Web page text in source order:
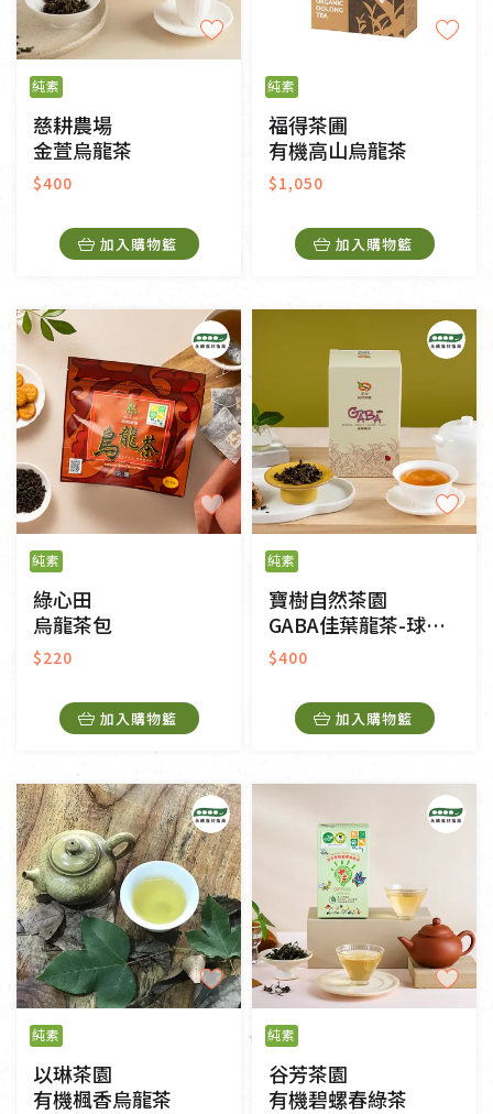
純素
慈耕農場
金萱烏龍茶
$400
加入購物籃
純素
福得茶圃
有機高山烏龍茶
$1,050
加入購物籃
純素
綠心田
烏龍茶包
$220
加入購物籃
純素
寶樹自然茶園
GABA佳葉龍茶-球狀茶
$400
加入購物籃
純素
以琳茶園
有機楓香烏龍茶
純素
谷芳茶園
有機碧螺春綠茶